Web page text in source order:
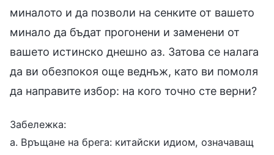
миналото и да позволи на сенките от вашето
минало да бъдат прогонени и заменени от
вашето истинско днешно аз. Затова се налага
да ви обезпокоя още веднъж, като ви помоля
да направите избор: на кого точно сте верни?
Забележка:
а. Връщане на брега: китайски идиом, означаващ